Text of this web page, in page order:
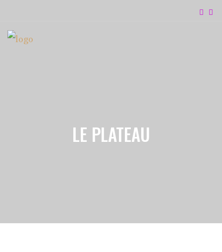
LE PLATEAU